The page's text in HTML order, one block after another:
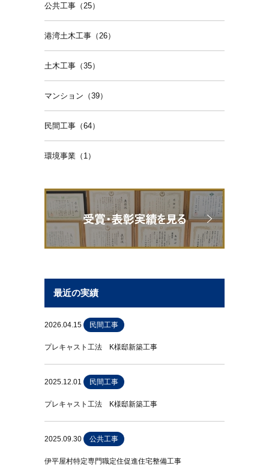
公共工事（25）
港湾土木工事（26）
土木工事（35）
マンション（39）
民間工事（64）
環境事業（1）
最近の実績
2026.04.15 民間工事
プレキャスト工法 K様邸新築工事
2025.12.01 民間工事
プレキャスト工法 K様邸新築工事
2025.09.30 公共工事
伊平屋村特定専門職定住促進住宅整備工事